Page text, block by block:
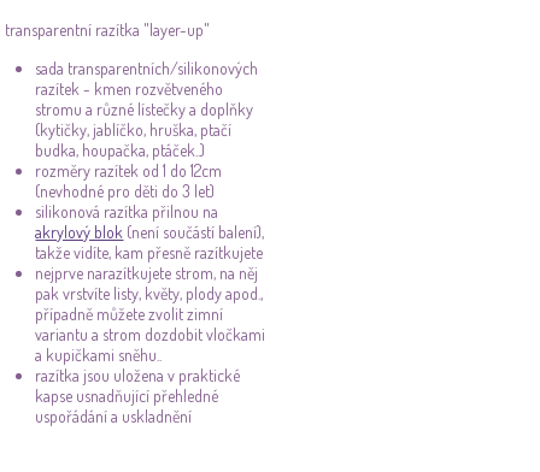
transparentní razítka "layer-up"
sada transparentních/silikonových
razítek - kmen rozvětveného
stromu a různé lístečky a doplňky
(kytičky, jablíčko, hruška, ptačí
budka, houpačka, ptáček..)
rozměry razítek od 1 do 12cm
(nevhodné pro děti do 3 let)
silikonová razítka přilnou na
akrylový blok (není součástí balení),
takže vidíte, kam přesně razítkujete
nejprve narazítkujete strom, na něj
pak vrstvíte listy, květy, plody apod.,
případně můžete zvolit zimní
variantu a strom dozdobit vločkami
a kupičkami sněhu..
razítka jsou uložena v praktické
kapse usnadňující přehledné
uspořádání a uskladnění